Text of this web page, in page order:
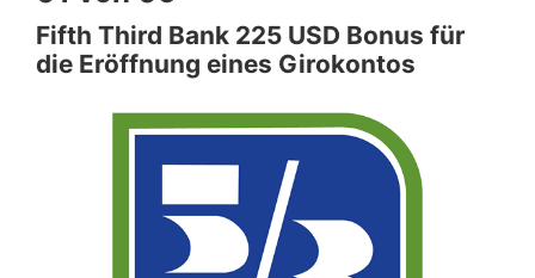
Fifth Third Bank 225 USD Bonus für
die Eröffnung eines Girokontos